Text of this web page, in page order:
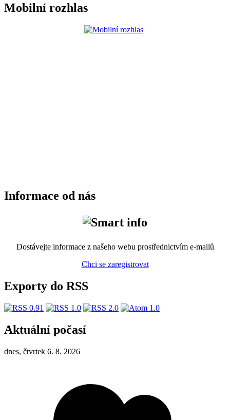
Mobilní rozhlas
Informace od nás
Dostávejte informace z našeho webu prostřednictvím e-mailů
Chci se zaregistrovat
Exporty do RSS
Aktuální počasí
dnes, čtvrtek 6. 8. 2026